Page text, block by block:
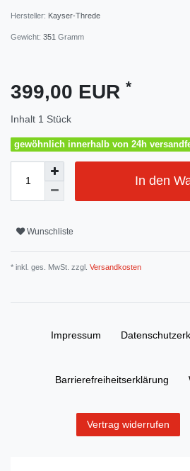
Hersteller: Kayser-Threde
Gewicht: 351 Gramm
399,00 EUR *
Inhalt 1 Stück
gewöhnlich innerhalb von 24h
In den
Wunschliste
* inkl. ges. MwSt. zzgl. Versandkosten
Impressum
Barrierefreiheitserklärung
Vertrag widerrufen